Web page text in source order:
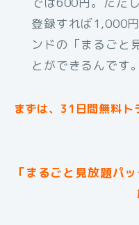
登録すれば1,000
ンドの「まるごと
とができるんです。
まずは、31日間無料ト
「まるごと見放題パ